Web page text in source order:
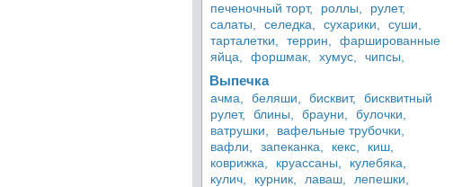
печеночный торт,
роллы,
рулет,
салаты,
селедка, сухарики,
суши,
тарталетки,
террин,
фаршированные
яйца,
форшмак, хумус, чипсы,
Выпечка
ачма, беляши, бисквит,
бисквитный
рулет,
блины, брауни,
булочки,
ватрушки,
вафельные трубочки,
вафли,
запеканка, кекс,
киш,
коврижка,
круассаны,
кулебяка,
кулич,
курник, лаваш,
лепешки,